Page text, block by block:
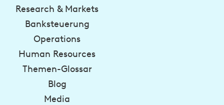
Research & Markets
Banksteuerung
Operations
Human Resources
Themen-Glossar
Blog
Media